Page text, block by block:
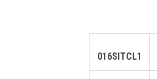
016SITCL1